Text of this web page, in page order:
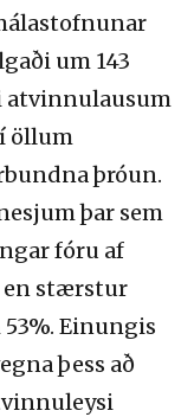
um 143
atvinnulausum
öllum
þróun.
þar sem
fóru af
en stærstur
Einungis
þess að